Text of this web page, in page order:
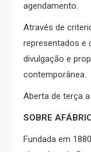
agendamento.
Através de
representados e
divulgação e
contemporânea.
Aberta de terça
SOBRE A
Fundada em